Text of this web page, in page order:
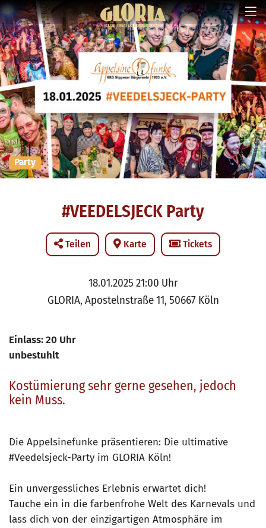
Party
#VEEDELSJECK Party
Teilen Karte Tickets
18.01.2025 21:00 Uhr
GLORIA, Apostelnstraße 11, 50667 Köln
Einlass: 20 Uhr
unbestuhlt
Kostümierung sehr gerne gesehen, jedoch
kein Muss.
Die Appelsinefunke präsentieren: Die ultimative
#Veedelsjeck-Party im GLORIA Köln!
Ein unvergessliches Erlebnis erwartet dich!
Tauche ein in die farbenfrohe Welt des Karnevals und
lass dich von der einzigartigen Atmosphäre im